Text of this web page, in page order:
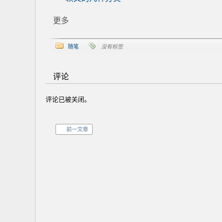
更多
随笔 没有标签
评论
评论已被关闭。
前一文章